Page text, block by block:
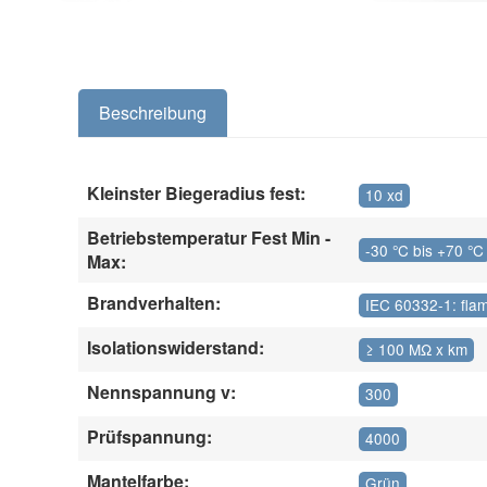
Beschreibung
Kleinster Biegeradius fest: 10 xd
Betriebstemperatur Fest Min -
Max:
-30 °C bis +70 °C
Brandverhalten: IEC 60332-1:
Isolationswiderstand: ≥ 100 MΩ x km
Nennspannung v: 300
Prüfspannung: 4000
Mantelfarbe: